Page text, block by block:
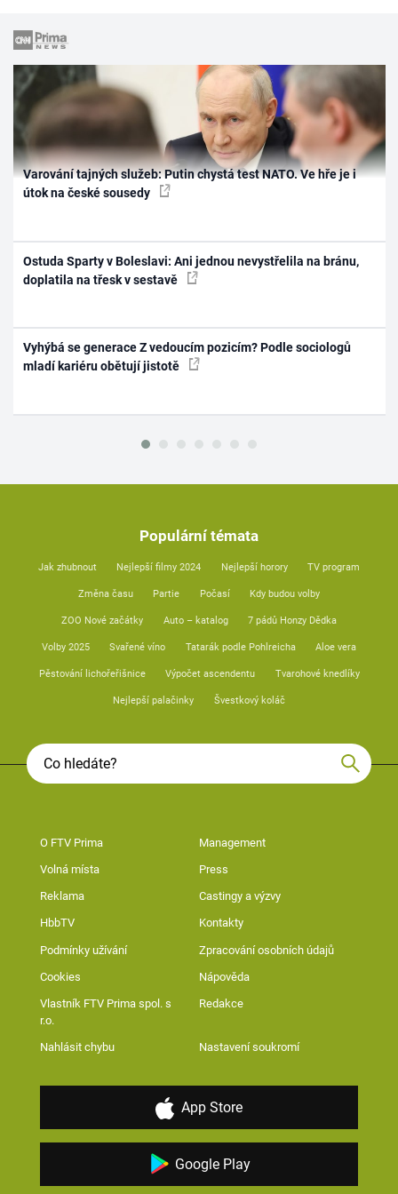
Varování tajných služeb: Putin chystá test NATO. Ve hře je i
útok na české sousedy
Ostuda Sparty v Boleslavi: Ani jednou nevystřelila na bránu,
doplatila na třesk v sestavě
Vyhýbá se generace Z vedoucím pozicím? Podle sociologů
mladí kariéru obětují jistotě
Populární témata
Jak zhubnout Nejlepší filmy 2024 Nejlepší horory TV program
Změna času Partie Počasí Kdy budou volby
ZOO Nové začátky Auto – katalog 7 pádů Honzy Dědka
Volby 2025 Svařené víno Tatarák podle Pohlreicha Aloe vera
Pěstování lichořeřišnice Výpočet ascendentu Tvarohové knedlíky
Nejlepší palačinky Švestkový koláč
O FTV Prima Management
Volná místa Press
Reklama Castingy a výzvy
HbbTV Kontakty
Podmínky užívání Zpracování osobních údajů
Cookies Nápověda
Vlastník FTV Prima spol. s
r.o.
Redakce
Nahlásit chybu Nastavení soukromí
App Store
Google Play